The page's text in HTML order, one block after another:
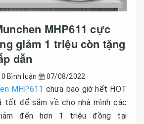
MHP611 cực
giảm 1 triệu còn tặng
dẫn
0 Bình luận 07/08/2022
MHP611 chưa bao giờ hết HOT
tốt để sắm về cho nhà mình các
đến hơn 1 triệu đồng tại